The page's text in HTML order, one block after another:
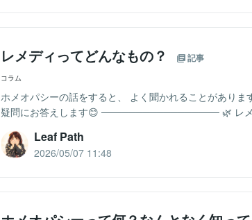
レメディってどんなもの？ 記事
コラム
ホメオパシーの話をすると、 よく聞かれることがあり
疑問にお答えします😊 ───────────────── 🌿 レメ
Leaf Path
2026/05/07 11:48